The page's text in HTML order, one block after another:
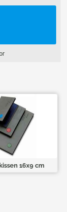
16x9 cm